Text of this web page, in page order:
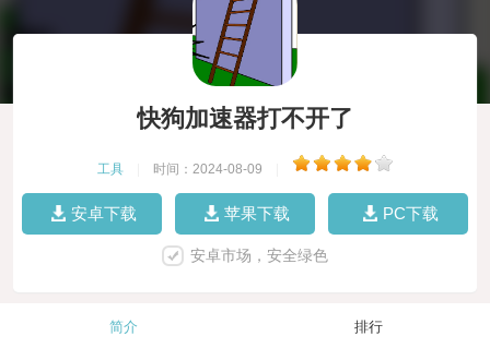
快狗加速器打不开了
工具 时间：2024-08-09
安卓下载 苹果下载 PC下载
安卓市场，安全绿色
简介 排行